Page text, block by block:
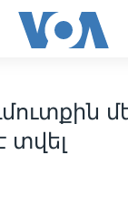
տվել